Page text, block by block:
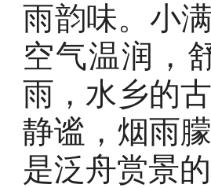
雨韵味。小
空气温润，
雨，水乡的
静谧，烟雨
是泛舟赏景